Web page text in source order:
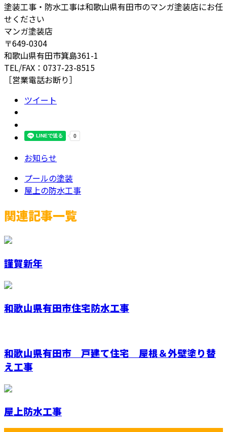
塗装工事・防水工事は和歌山県有田市のマンガ塗装店にお任
せください
マンガ塗装店
〒649-0304
和歌山県有田市箕島361-1
TEL/FAX：0737-23-8515
［営業電話お断り］
ツイート
お知らせ
プールの塗装
屋上の防水工事
関連記事一覧
謹賀新年
和歌山県有田市住宅防水工事
和歌山県有田市 戸建て住宅 屋根＆外壁塗り替
え工事
屋上防水工事